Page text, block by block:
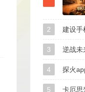
2 建设手
3 逆战未
4 探火
5 卡厄思